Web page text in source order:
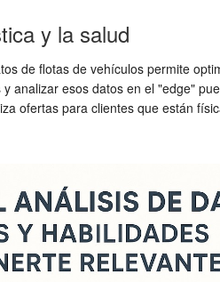
y la salud
de flotas de vehículos permite
analizar esos datos en el "edge"
ofertas para clientes que están